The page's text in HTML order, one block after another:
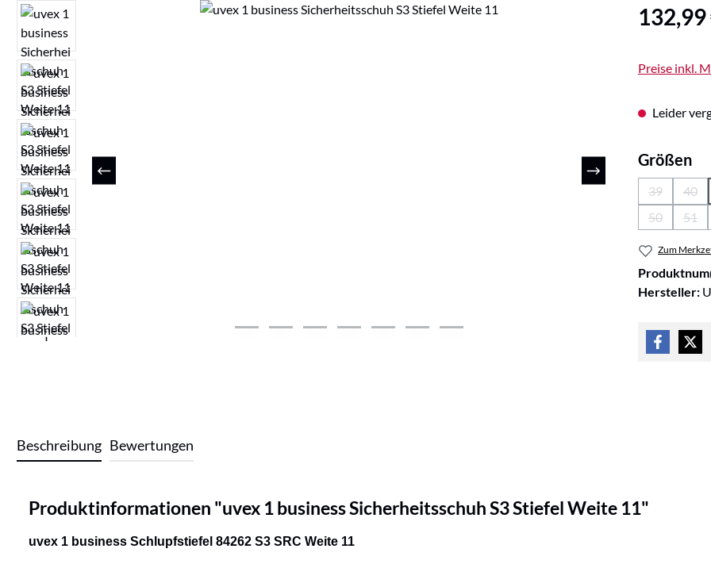
Bildergalerie überspringen Regulärer
132,99
Preise inkl.
Leider
Größen
39
(Diese
40
50
(Diese
51
Zum
Hersteller:
Beschreibung Bewertungen
Produktinformationen "uvex 1 business Sicherheitsschuh S3 Stiefel Weite 11"
uvex 1 business Schlupfstiefel 84262 S3 SRC Weite 11